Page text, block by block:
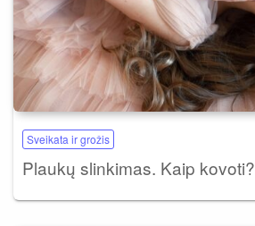
Sveikata ir grožis
Plaukų slinkimas. Kaip kovoti?